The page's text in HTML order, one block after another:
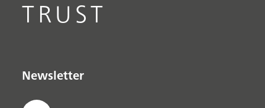
TRUST
Newsletter